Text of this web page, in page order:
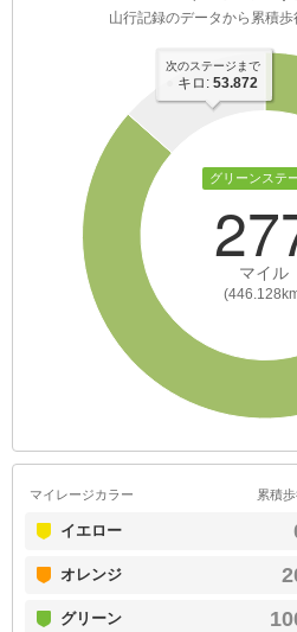
グリーンステ
マイル
山行記録のデータから累積
次のステージまで
キロ: 53.872
マイレージカラー 累積
イエロー
オレンジ
グリーン